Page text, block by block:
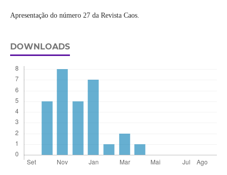
Apresentação do número 27 da Revista Caos.
DOWNLOADS